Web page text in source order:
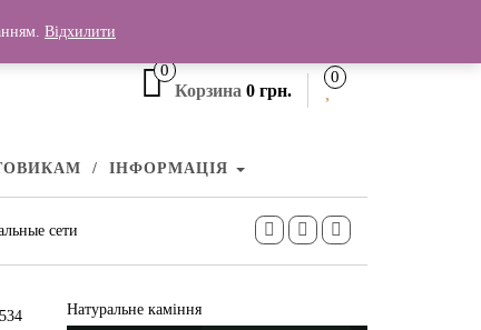
0
Корзина 0 грн.
0
ІНФОРМАЦІЯ
сети
Натуральне каміння
Відхилити